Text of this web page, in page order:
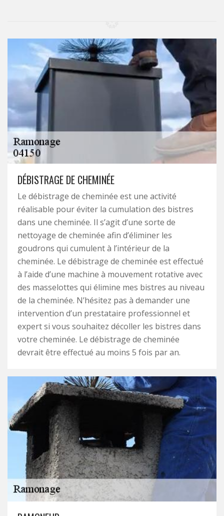
DÉBISTRAGE DE CHEMINÉE
Le débistrage de cheminée est une activité
réalisable pour éviter la cumulation des bistres
dans une cheminée. Il s’agit d’une sorte de
nettoyage de cheminée afin d’éliminer les
goudrons qui cumulent à l’intérieur de la
cheminée. Le débistrage de cheminée est effectué
à l’aide d’une machine à mouvement rotative avec
des masselottes qui élimine mes bistres au niveau
de la cheminée. N’hésitez pas à demander une
intervention d’un prestataire professionnel et
expert si vous souhaitez décoller les bistres dans
votre cheminée. Le débistrage de cheminée
devrait être effectué au moins 5 fois par an.